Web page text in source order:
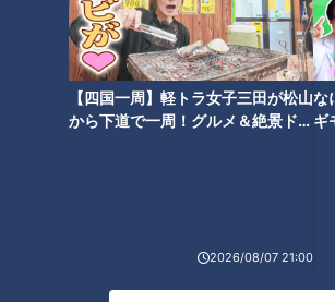
【四国一周】軽トラ女子三田が松山
から下道で一周！グルメ＆絶景ドラ
2026/08/07 21:00
な
ギ
ほぼ三重・四日市市だけ愛され
フード『パッション』をいただ
きます！【チャント！】
ほぼ愛知・
ード『もろ
ます！【チ